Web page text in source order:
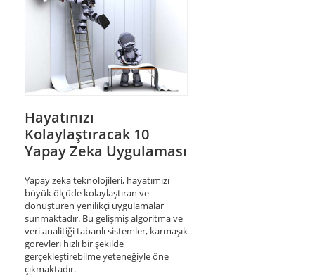
Hayatınızı
Kolaylaştıracak 10
Yapay Zeka Uygulaması
Yapay zeka teknolojileri, hayatımızı
büyük ölçüde kolaylaştıran ve
dönüştüren yenilikçi uygulamalar
sunmaktadır. Bu gelişmiş algoritma ve
veri analitiği tabanlı sistemler, karmaşık
görevleri hızlı bir şekilde
gerçekleştirebilme yeteneğiyle öne
çıkmaktadır.